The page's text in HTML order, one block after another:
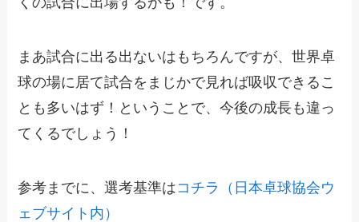
まあ試合に出る出ないはもちろんですが、世界卓
球の場に居て試合をまじかで見れば吸収できるこ
とも多いはず！ということで、今後の成長も違っ
てくるでしょう！
参考までに、選考基準はコチラ（日本卓球協会ウ
ェブサイト内）